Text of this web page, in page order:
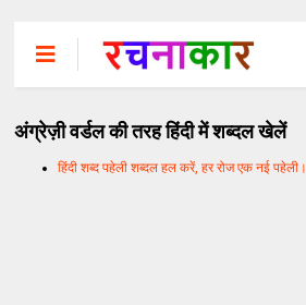
अंग्रेज़ी वर्डल की तरह हिंदी में शब्दल खेलें
हिंदी शब्द पहेली शब्दल हल करें, हर रोज एक नई पहेली।